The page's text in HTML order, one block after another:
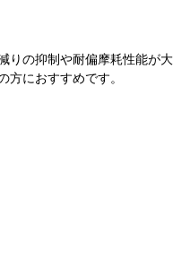
りの抑制や耐偏摩耗性能が
におすすめです。